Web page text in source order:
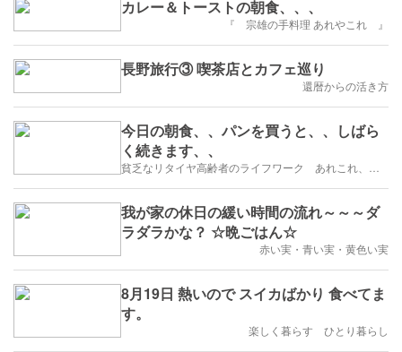
カレー＆トーストの朝食、、、
『 宗雄の手料理 あれやこれ 』
長野旅行③ 喫茶店とカフェ巡り
還暦からの活き方
今日の朝食、、パンを買うと、、しばら
く続きます、、
我が家の休日の緩い時間の流れ～～～ダ
ラダラかな？ ☆晩ごはん☆
赤い実・青い実・黄色い実
8月19日 熱いので スイカばかり 食べてま
す。
楽しく暮らす ひとり暮らし